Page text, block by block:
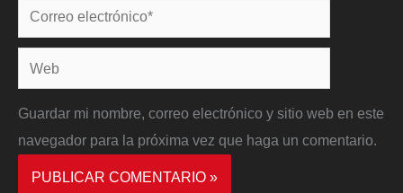
Correo
electrónico*
Web
Guardar mi nombre, correo electrónico y sitio web en este
navegador para la próxima vez que haga un comentario.